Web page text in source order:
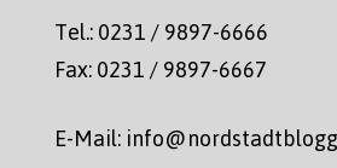
Tel.: 0231 / 9897-6666
Fax: 0231 / 9897-6667
E-Mail: